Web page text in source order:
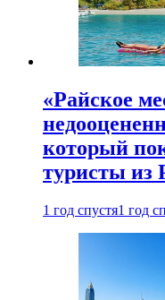
«Райское
который
туристы из
1 год спустя1 год